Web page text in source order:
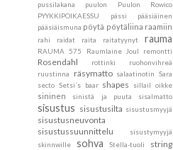
pussilakana
puulon
Puulon Rowico
PYYKKIPOIKAESSU
pässi
pääsiäinen
pääsiäismuna pöytä pöytäliina raamiin
rahi raidat raita raitatyynyt rauma
RAUMA 575 Raumlaine Joul remontti
Rosendahl rottinki
ruohonvihreä
ruustinna
räsymatto salaatinotin
Sara
secto Setsi´s baar shapes sillail oikke
sininen sinistä ja puuta sisalmatto
sisustus sisustusilta sisustusmyyjä
sisustusneuvonta
sisustussuunnittelu
sisustymyyjä
skinnwille
sohva Stella-tuoli string